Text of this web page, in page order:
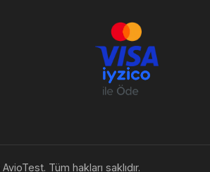
AvioTest. Tüm hakları saklıdır.